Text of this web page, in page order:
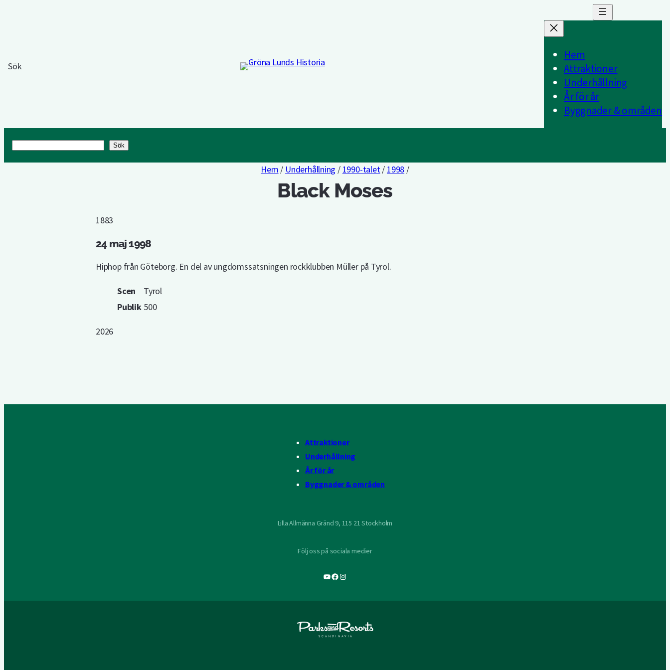
Sök
Hem
Attraktioner
Underhållning
År för år
Byggnader & områden
Sök
Hem / Underhållning / 1990-talet/ 1998 /
Black Moses
1883
24 maj 1998
Hiphop från Göteborg. En del av ungdomssatsningen rockklubben Müller på Tyrol.
Scen
Tyrol
Publik 500
2026
Attraktioner
Underhållning
År för år
Byggnader & områden
Lilla Allmänna Gränd 9, 115 21 Stockholm
Följ oss på sociala medier
YouTube
Facebook
Instagram